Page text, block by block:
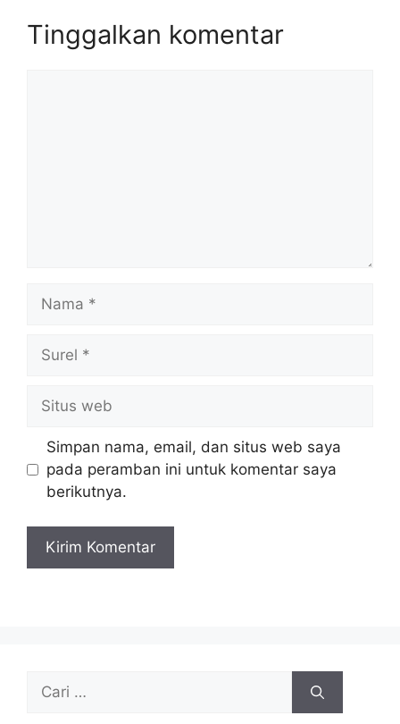
Tinggalkan komentar
Nama
Surel
Situs
web
Simpan nama, email, dan situs web saya
pada peramban ini untuk komentar saya
berikutnya.
Cari